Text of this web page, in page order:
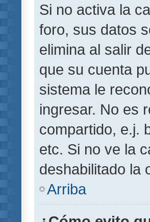
Si no activa la
foro, sus datos
elimina al salir
que su cuenta
sistema le
ingresar. No es
compartido, e.j.
etc. Si no ve la
deshabilitado la
Arriba